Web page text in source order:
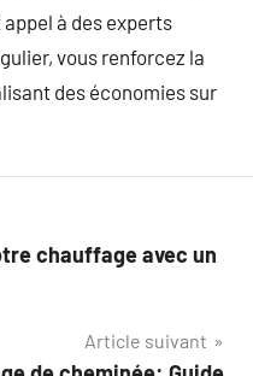
à des experts
vous renforcez la
des économies sur
chauffage avec un
Article suivant